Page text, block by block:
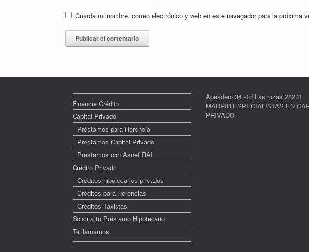
Guarda mi nombre, correo electrónico y web en este navegador para la próxima
Financia Crédito
Capital Privado
Préstamos para Herencia
Prestamos Capital Privado
Prestamos con Asnef RAI
Crédito Privado
Créditos hipotecarios privados
Créditos para Herencias
Créditos Taxistas
Solicita tu Préstamo Hipotecario
Te llamamos
Apeadero 34 -1d Las rozas 28231
MADRID ESPECIALISTAS EN
PRIVADO